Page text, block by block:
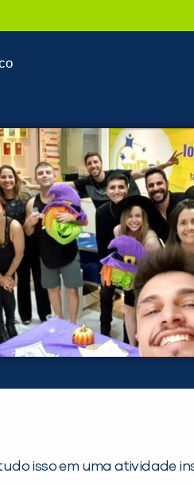
isso em uma atividade